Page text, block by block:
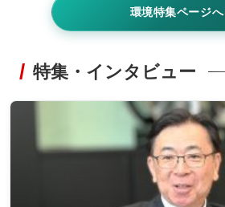
環境特集ページへ
特集・インタビュー